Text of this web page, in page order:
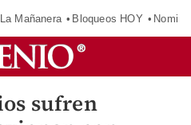
La Mañanera Bloqueos HOY
sufren